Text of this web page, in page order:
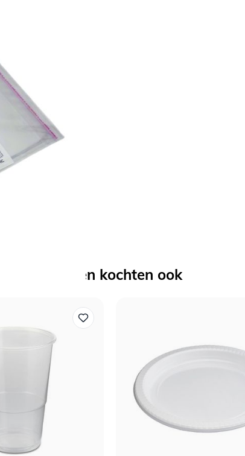
voor etenswaren.
Anderen kochten ook
Welkom bij Daily Style!
je in voor de nieuwsbrief en ontvang 5% korting op je
eerste bestelling